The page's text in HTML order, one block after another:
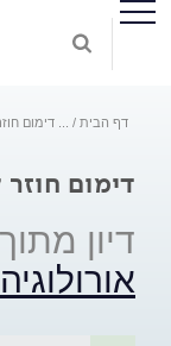
דף הבית דימום
דימום
דיון